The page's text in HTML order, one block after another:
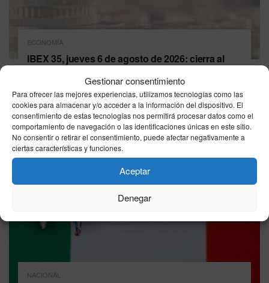
Gestionar consentimiento
Para ofrecer las mejores experiencias, utilizamos tecnologías como las
cookies para almacenar y/o acceder a la información del dispositivo. El
consentimiento de estas tecnologías nos permitirá procesar datos como el
comportamiento de navegación o las identificaciones únicas en este sitio.
No consentir o retirar el consentimiento, puede afectar negativamente a
ciertas características y funciones.
Aceptar
Denegar
ECONOMÍA
IBEX 35, jueves 6 de agosto de 2026: cierra al
NACIONAL